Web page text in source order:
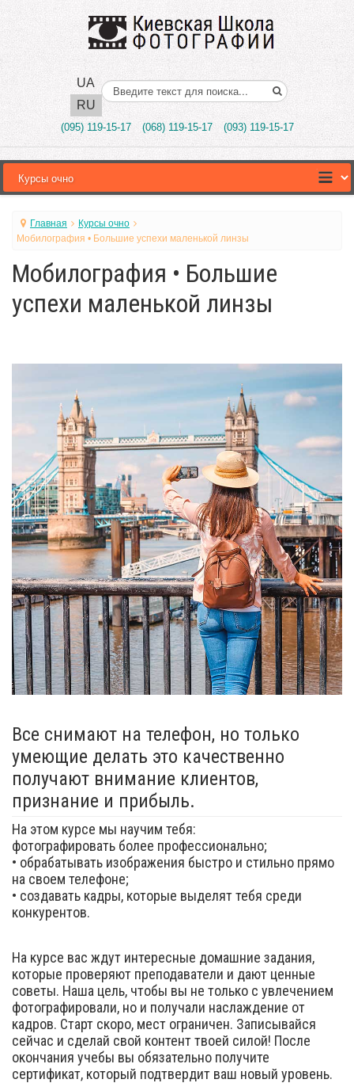
UA
RU
Поиск..
(095) 119-15-17 (068) 119-15-17 (093) 119-15-17
Главная
Курсы очно
Мобилография • Большие успехи маленькой линзы
Мобилография • Большие
успехи маленькой линзы
Все снимают на телефон, но только
умеющие делать это качественно
получают внимание клиентов,
признание и прибыль.
На этом курсе мы научим тебя:
фотографировать более профессионально;
• обрабатывать изображения быстро и стильно прямо
на своем телефоне;
• создавать кадры, которые выделят тебя среди
конкурентов.
На курсе вас ждут интересные домашние задания,
которые проверяют преподаватели и дают ценные
советы. Наша цель, чтобы вы не только с увлечением
фотографировали, но и получали наслаждение от
кадров. Старт скоро, мест ограничен. Записывайся
сейчас и сделай свой контент твоей силой! После
окончания учебы вы обязательно получите
сертификат, который подтвердит ваш новый уровень.